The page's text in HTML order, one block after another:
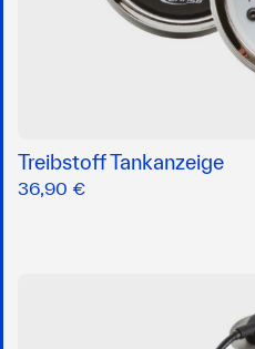
Treibstoff Tankanzeige
36,90 €